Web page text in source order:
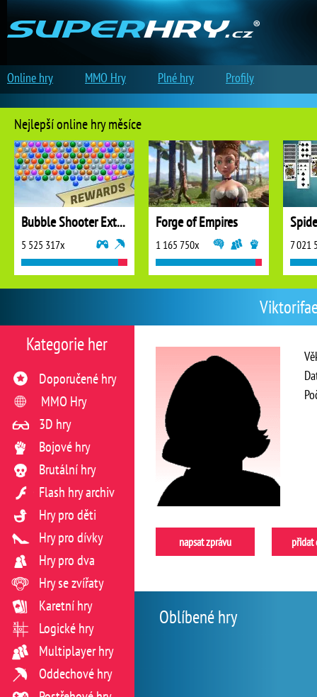
napsat zprávu přidat
Oblíbené hry
Kategorie her
Doporučené hry
MMO Hry
3D hry
Bojové hry
Brutální hry
Flash hry archiv
Hry pro děti
Hry pro dívky
Hry pro dva
Hry se zvířaty
Karetní hry
Logické hry
Multiplayer hry
Oddechové hry
Nejlepší online hry měsíce
Bubble Shooter Extreme
5 525 317x
Forge of Empires
1 165 750x 7 021
Online hry MMO Hry Plné hry Profily